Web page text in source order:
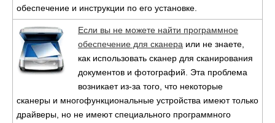
обеспечение и инструкции по его установке.
Если вы не можете найти программное
обеспечение для сканера или не знаете,
как использовать сканер для сканирования
документов и фотографий. Эта проблема
возникает из-за того, что некоторые
сканеры и многофункциональные устройства имеют только
драйверы, но не имеют специального программного